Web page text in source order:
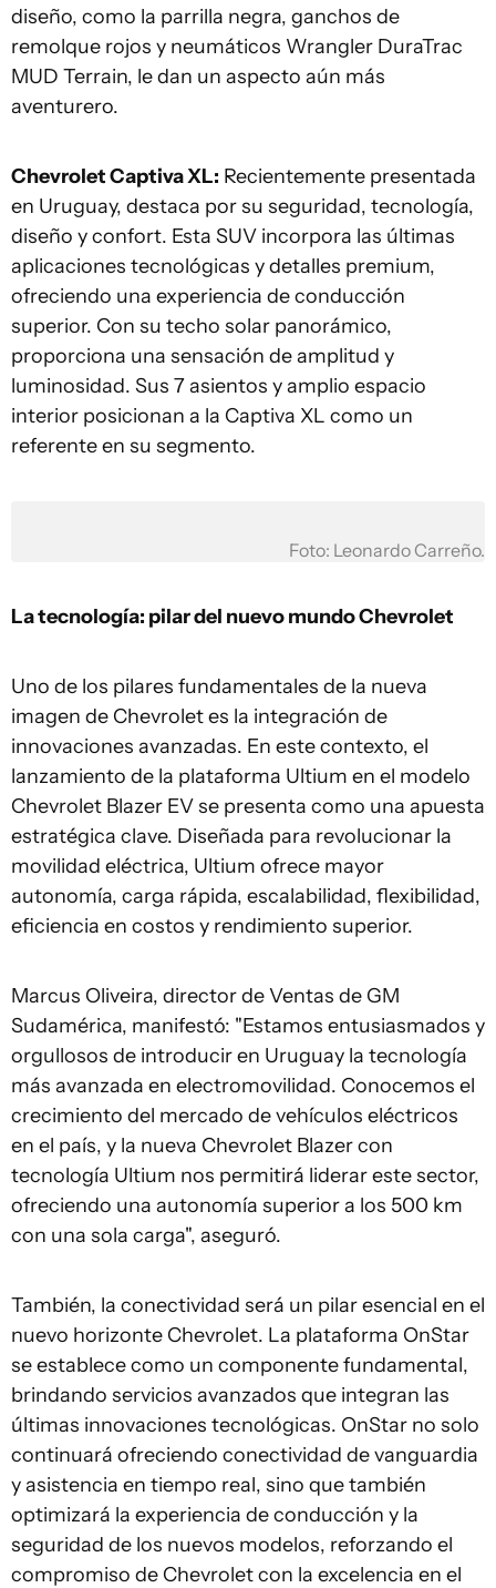
diseño, como la parrilla negra, ganchos de
remolque rojos y neumáticos Wrangler DuraTrac
MUD Terrain, le dan un aspecto aún más
aventurero.
Chevrolet Captiva XL: Recientemente presentada
en Uruguay, destaca por su seguridad, tecnología,
diseño y confort. Esta SUV incorpora las últimas
aplicaciones tecnológicas y detalles premium,
ofreciendo una experiencia de conducción
superior. Con su techo solar panorámico,
proporciona una sensación de amplitud y
luminosidad. Sus 7 asientos y amplio espacio
interior posicionan a la Captiva XL como un
referente en su segmento.
Foto: Leonardo Carreño.
La tecnología: pilar del nuevo mundo Chevrolet
Uno de los pilares fundamentales de la nueva
imagen de Chevrolet es la integración de
innovaciones avanzadas. En este contexto, el
lanzamiento de la plataforma Ultium en el modelo
Chevrolet Blazer EV se presenta como una apuesta
estratégica clave. Diseñada para revolucionar la
movilidad eléctrica, Ultium ofrece mayor
autonomía, carga rápida, escalabilidad, flexibilidad,
eficiencia en costos y rendimiento superior.
Marcus Oliveira, director de Ventas de GM
Sudamérica, manifestó: "Estamos entusiasmados y
orgullosos de introducir en Uruguay la tecnología
más avanzada en electromovilidad. Conocemos el
crecimiento del mercado de vehículos eléctricos
en el país, y la nueva Chevrolet Blazer con
tecnología Ultium nos permitirá liderar este sector,
ofreciendo una autonomía superior a los 500 km
con una sola carga", aseguró.
También, la conectividad será un pilar esencial en el
nuevo horizonte Chevrolet. La plataforma OnStar
se establece como un componente fundamental,
brindando servicios avanzados que integran las
últimas innovaciones tecnológicas. OnStar no solo
continuará ofreciendo conectividad de vanguardia
y asistencia en tiempo real, sino que también
optimizará la experiencia de conducción y la
seguridad de los nuevos modelos, reforzando el
compromiso de Chevrolet con la excelencia en el